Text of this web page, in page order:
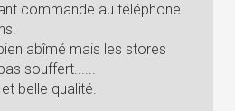
commande au téléphone
abîmé mais les stores
souffert......
belle qualité.